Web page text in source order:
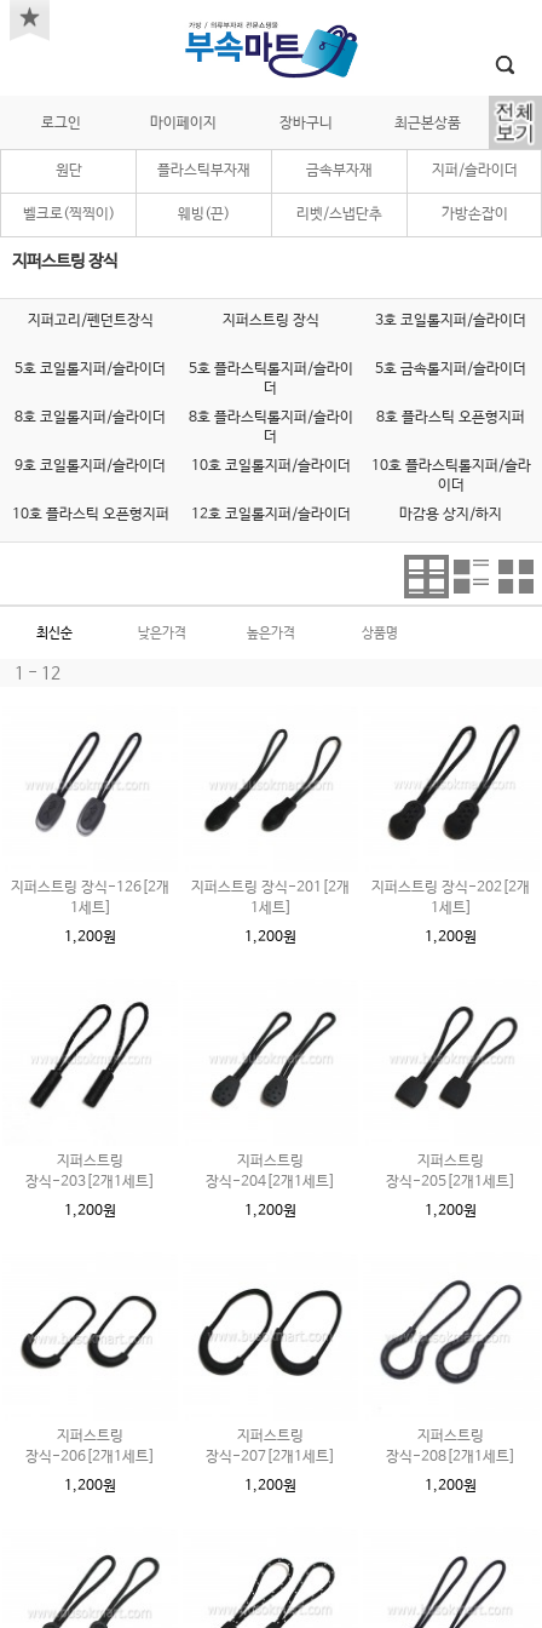
로그인 마이페이지 장바구니 최근본상품
원단 플라스틱부자재 금속부자재 지퍼/슬라이더
벨크로(찍찍이) 웨빙(끈) 리벳/스냅단추 가방손잡이
지퍼스트링 장식
지퍼고리/펜던트장식 지퍼스트링 장식 3호 코일롤지퍼/슬라이더
5호 코일롤지퍼/슬라이더
5호 플라스틱롤지퍼/슬라이
더
5호 금속롤지퍼/슬라이더
8호 코일롤지퍼/슬라이더
8호 플라스틱롤지퍼/슬라이
더
8호 플라스틱 오픈형지퍼
9호 코일롤지퍼/슬라이더 10호 코일롤지퍼/슬라이더
10호 플라스틱롤지퍼/슬라
이더
10호 플라스틱 오픈형지퍼
12호 코일롤지퍼/슬라이더 마감용 상지/하지
최신순 낮은가격 높은가격 상품명
1 - 12
지퍼스트링 장식-126[2개
1세트]
1,200원
지퍼스트링 장식-201[2개
1세트]
1,200원
지퍼스트링 장식-202[2개
1세트]
1,200원
지퍼스트링
장식-203[2개1세트]
1,200원
지퍼스트링
장식-204[2개1세트]
1,200원
지퍼스트링
장식-205[2개1세트]
1,200원
지퍼스트링
장식-206[2개1세트]
1,200원
지퍼스트링
장식-207[2개1세트]
1,200원
지퍼스트링
장식-208[2개1세트]
1,200원